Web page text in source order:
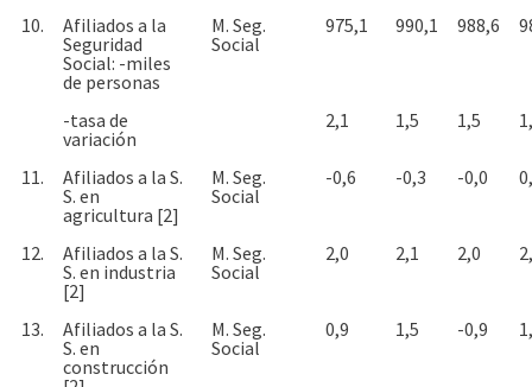
10.
Afiliados a la
Seguridad
Social: -miles
de personas
M. Seg.
Social
975,1 990,1 988,6
-tasa de
variación
2,1 1,5 1,5
11.
Afiliados a la S.
S. en
agricultura [2]
M. Seg.
Social
-0,6 -0,3 -0,0
12.
Afiliados a la S.
S. en industria
[2]
M. Seg.
Social
2,0 2,1 2,0
13.
Afiliados a la S.
S. en
construcción
M. Seg.
Social
0,9 1,5 -0,9